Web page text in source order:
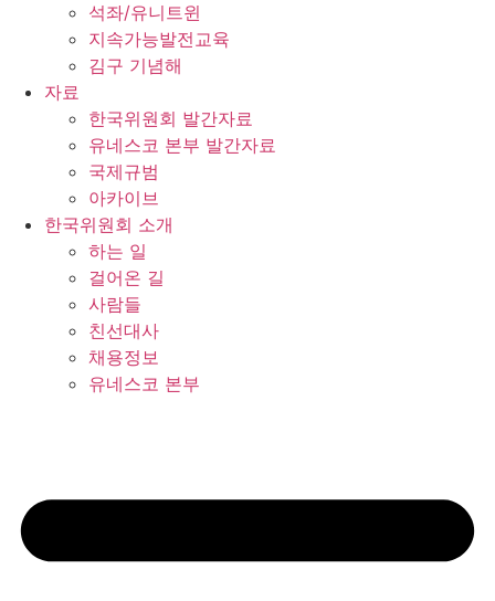
석좌/유니트윈
지속가능발전교육
김구 기념해
자료
한국위원회 발간자료
유네스코 본부 발간자료
국제규범
아카이브
한국위원회 소개
하는 일
걸어온 길
사람들
친선대사
채용정보
유네스코 본부